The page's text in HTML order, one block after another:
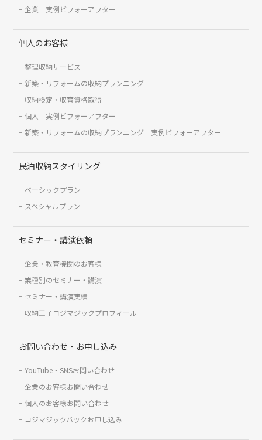
企業 実例ビフォーアフター
個人のお客様
整理収納サービス
新築・リフォームの収納プランニング
収納検定・収育資格取得
個人 実例ビフォーアフター
新築・リフォームの収納プランニング 実例ビフォーアフター
民泊収納スタイリング
ベーシックプラン
スペシャルプラン
セミナー・講演依頼
企業・教育機関のお客様
業種別のセミナー・講演
セミナー・講演実績
収納王子コジマジックプロフィール
お問い合わせ・お申し込み
YouTube・SNSお問い合わせ
企業のお客様お問い合わせ
個人のお客様お問い合わせ
コジマジックパックお申し込み